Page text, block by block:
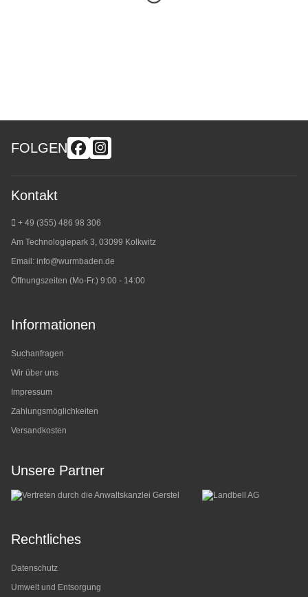
FOLGEN
Kontakt
+ 49 (355) 486 98 306
Am Technologiepark 3, 03099 Kolkwitz
Email: info@wurmbaden.de
Öffnungszeiten (Mo-Fr.) 9:00 - 14:00
Informationen
Suchanfragen
Wir über uns
Impressum
Zahlungsmöglichkeiten
Versandkosten
Unsere Partner
Rechtliches
Datenschutz
Umwelt und Entsorgung